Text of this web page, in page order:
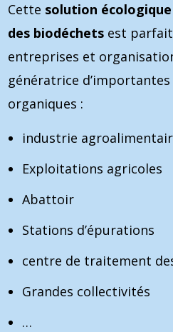
Cette solution
des biodéchets est
entreprises et
génératrice
organiques :
industrie
Exploitations agricoles
Abattoir
Stations d’épurations
centre de traitement
Grandes collectivités
…